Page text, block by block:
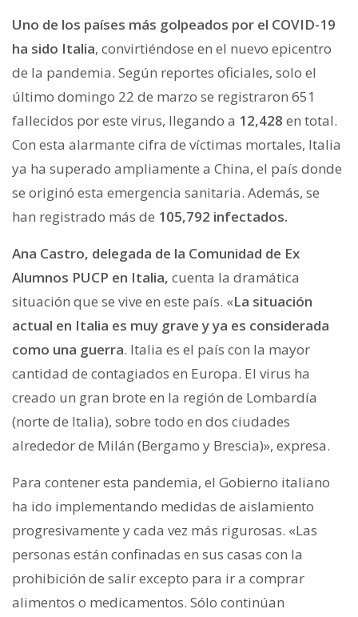
Uno de los países más golpeados por el COVID-19
ha sido Italia, convirtiéndose en el nuevo epicentro
de la pandemia. Según reportes oficiales, solo el
último domingo 22 de marzo se registraron 651
fallecidos por este virus, llegando a 12,428 en total.
Con esta alarmante cifra de víctimas mortales, Italia
ya ha superado ampliamente a China, el país donde
se originó esta emergencia sanitaria. Además, se
han registrado más de 105,792 infectados.
Ana Castro, delegada de la Comunidad de Ex
Alumnos PUCP en Italia, cuenta la dramática
situación que se vive en este país. «La situación
actual en Italia es muy grave y ya es considerada
como una guerra. Italia es el país con la mayor
cantidad de contagiados en Europa. El virus ha
creado un gran brote en la región de Lombardía
(norte de Italia), sobre todo en dos ciudades
alrededor de Milán (Bergamo y Brescia)», expresa.
Para contener esta pandemia, el Gobierno italiano
ha ido implementando medidas de aislamiento
progresivamente y cada vez más rigurosas. «Las
personas están confinadas en sus casas con la
prohibición de salir excepto para ir a comprar
alimentos o medicamentos. Sólo continúan